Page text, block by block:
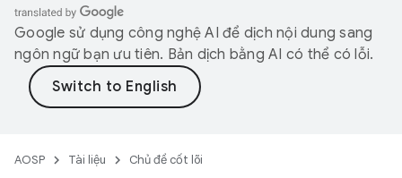
Google sử dụng công nghệ AI để dịch nội dung sang
ngôn ngữ bạn ưu tiên. Bản dịch bằng AI có thể có lỗi.
AOSP Tài liệu Chủ đề cốt lõi